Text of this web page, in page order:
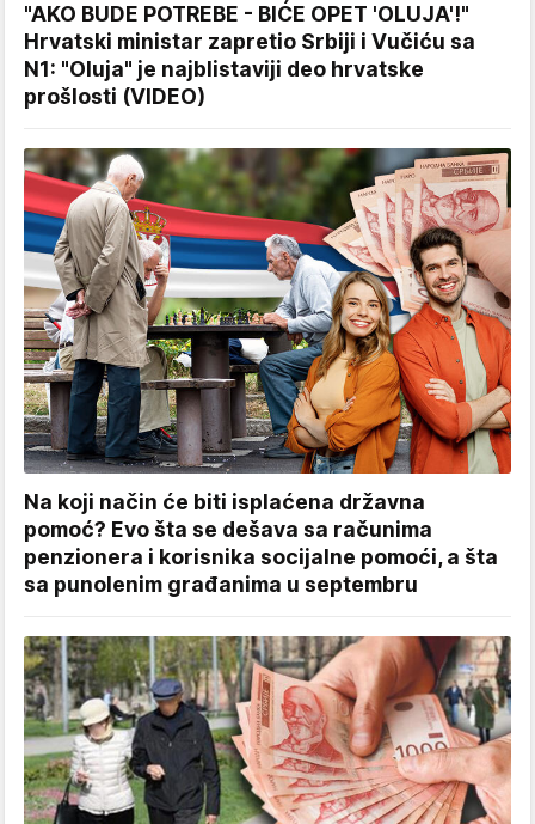
"AKO BUDE POTREBE - BIĆE OPET 'OLUJA'!"
Hrvatski ministar zapretio Srbiji i Vučiću sa
N1: "Oluja" je najblistaviji deo hrvatske
prošlosti (VIDEO)
Na koji način će biti isplaćena državna
pomoć? Evo šta se dešava sa računima
penzionera i korisnika socijalne pomoći, a šta
sa punolenim građanima u septembru